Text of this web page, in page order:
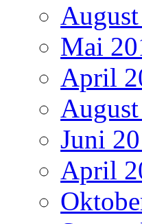
Mai
April
Juni
April